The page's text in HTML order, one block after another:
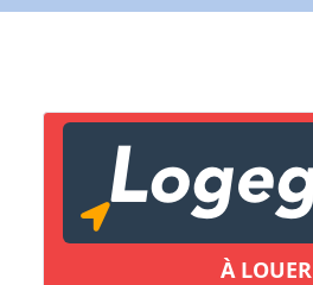
À LOUER
Lien vers inscription (sera
Copier lien